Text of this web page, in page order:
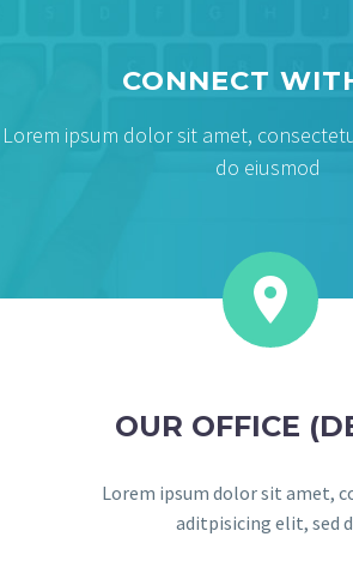
CONNECT
Lorem ipsum dolor sit amet,
do eiusmod


OUR OFFICE
Lorem ipsum dolor sit amet,
aditpisicing elit, sed